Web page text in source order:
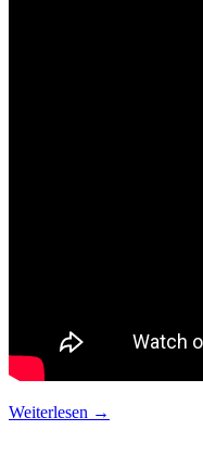
Weiterlesen →